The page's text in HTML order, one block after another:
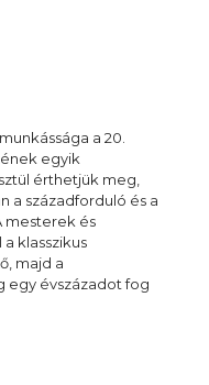
a 20.
egyik
érthetjük meg,
a századforduló és a
mesterek és
klasszikus
majd a
egy évszázadot fog